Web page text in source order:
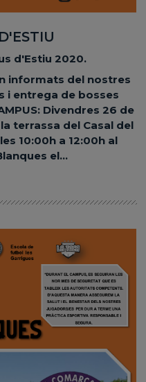
d'Estiu 2020.
informats del nostres
i entrega de bosses
Divendres 26 de
terrassa del Casal del
10:00h a 12:00h al
el...